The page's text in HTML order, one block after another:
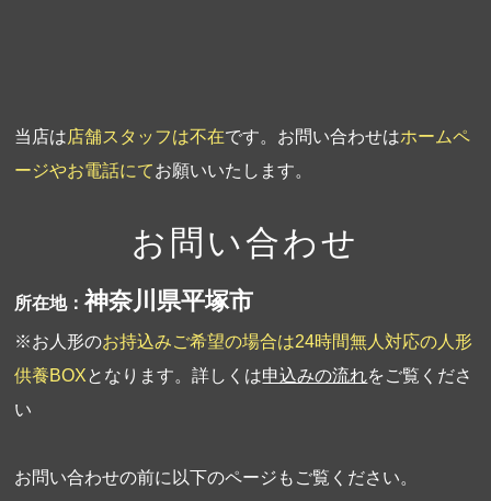
当店は店舗スタッフは不在です。お問い合わせはホームペ
ージやお電話にてお願いいたします。
お問い合わせ
所在地：神奈川県平塚市
※お人形のお持込みご希望の場合は24時間無人対応の人形
供養BOXとなります。詳しくは申込みの流れをご覧くださ
い
お問い合わせの前に以下のページもご覧ください。